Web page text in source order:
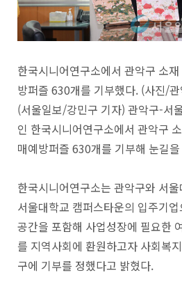
한국시니어연구소에서 관악구 소
방퍼즐 630개를 기부했다. (사진/
(서울일보/강민구 기자) 관악구-서
인 한국시니어연구소에서 관악구
매예방퍼즐 630개를 기부해 눈길
한국시니어연구소는 관악구와 서
서울대학교 캠퍼스타운의 입주기
공간을 포함해 사업성장에 필요한
를 지역사회에 환원하고자 사회복
구에 기부를 정했다고 밝혔다.